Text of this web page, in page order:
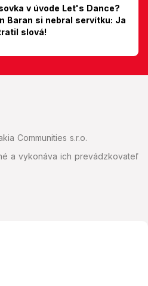
v úvode Let's Dance?
Baran si nebral servítku: Ja
slová!
Communities s.r.o.
a vykonáva ich prevádzkovateľ